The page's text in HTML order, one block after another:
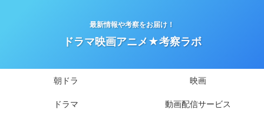
最新情報や考察をお届け！
ドラマ映画アニメ★考察ラボ
朝ドラ 映画
ドラマ 動画配信サービス